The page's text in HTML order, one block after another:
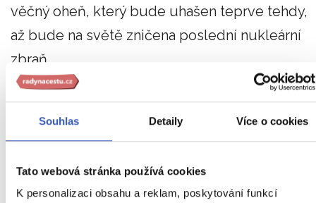
Souhlas Detaily Více o cookies
Tato webová stránka používá cookies
K personalizaci obsahu a reklam, poskytování funkcí
věčný oheň, který bude uhašen teprve tehdy,
až bude na světě zničena poslední nukleární
zbraň.
Jedním z těch nejdojímavějších památníků v
parku je tzv. Dětský památník míru (Children’s
Peace Monument).Tvoří jej socha dívky, která
drží v rukou jeřába složeného z papíru
kterou jsou vitríny se stovkami jeřábů origami.